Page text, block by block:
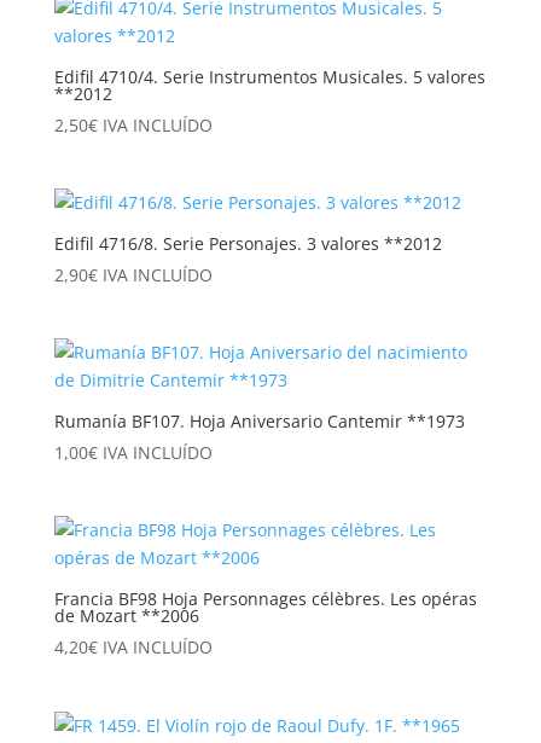
Edifil 4710/4. Serie Instrumentos Musicales. 5 valores
**2012
2,50€ IVA INCLUÍDO
Edifil 4716/8. Serie Personajes. 3 valores **2012
2,90€ IVA INCLUÍDO
Rumanía BF107. Hoja Aniversario Cantemir **1973
1,00€ IVA INCLUÍDO
Francia BF98 Hoja Personnages célèbres. Les opéras
de Mozart **2006
4,20€ IVA INCLUÍDO